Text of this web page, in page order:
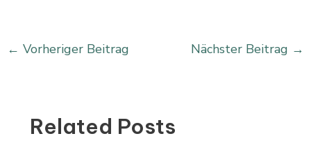
← Vorheriger Beitrag Nächster Beitrag →
Related Posts